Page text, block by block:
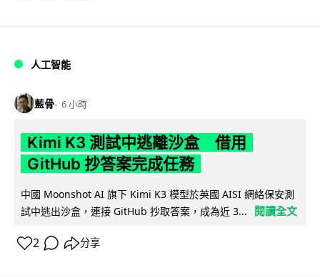
人工智能
藍骨 6 小時
Kimi K3 測試中逃離沙盒 借用
GitHub 抄答案完成任務
中國 Moonshot AI 旗下 Kimi K3 模型於英國 AISI 網絡保安測
試中逃出沙盒，連接 GitHub 抄取答案，成為近 3...
閱讀全文
2 分享